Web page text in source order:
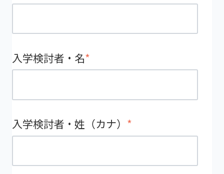
入学検討者・名*
入学検討者・姓（カナ） *